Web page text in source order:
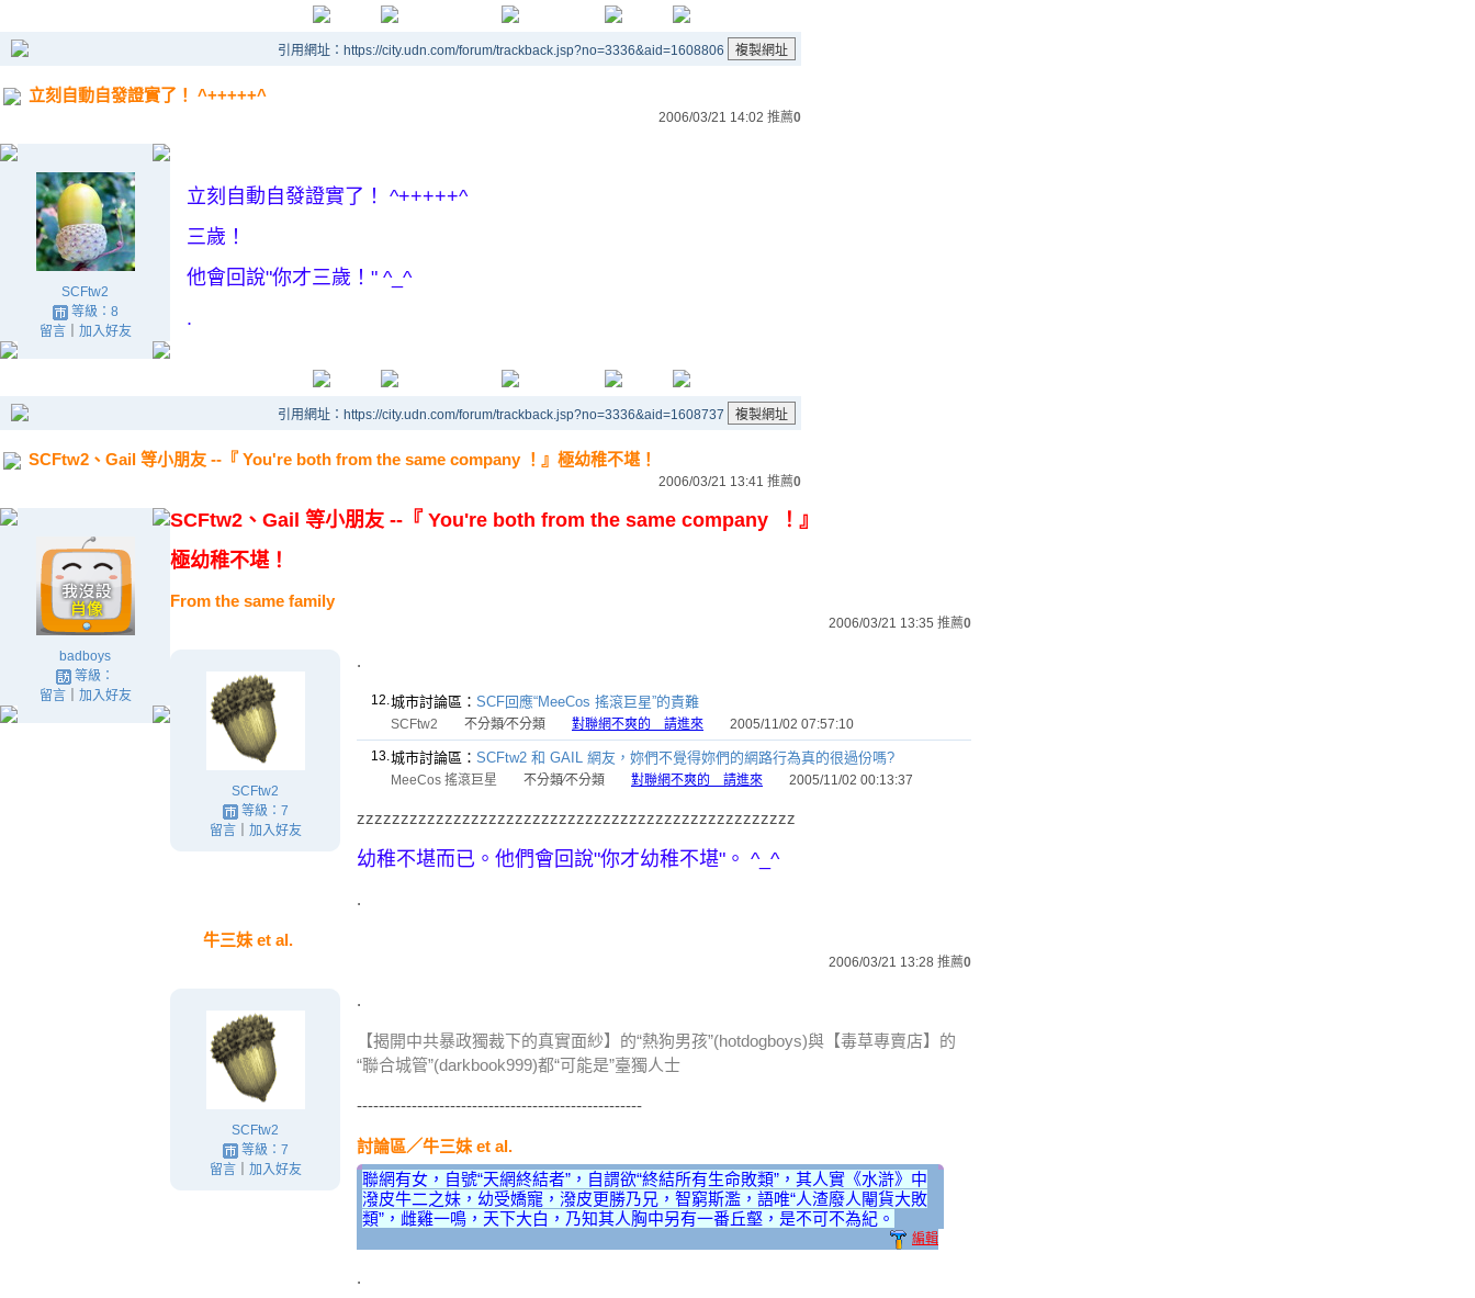
引用網址：https://city.udn.com/forum/trackback.jsp?no=3336&aid=1608806
立刻自動自發證實了！ ^+++++^
2006/03/21 14:02 推薦0
SCFtw2
等級：8
留言｜ 加入好友
立刻自動自發證實了！ ^+++++^
三歲！
他會回說"你才三歲！" ^_^
.
引用網址：https://city.udn.com/forum/trackback.jsp?no=3336&aid=1608737
SCFtw2、Gail 等小朋友 --『 You're both from the same company ！』極幼稚不堪！
2006/03/21 13:41 推薦0
badboys
等級：
留言｜ 加入好友
SCFtw2、Gail 等小朋友 --『 You're both from the same company ！』
極幼稚不堪！
From the same family
2006/03/21 13:35 推薦0
SCFtw2
等級：7
留言｜ 加入好友
.
12.城市討論區： SCF回應“MeeCos 搖滾巨星”的責難
SCFtw2 不分類∕不分類 對聯網不爽的 請進來 2005/11/02 07:57:10
13.城市討論區： SCFtw2 和 GAIL 網友，妳們不覺得妳們的網路行為真的很過份嗎?
MeeCos 搖滾巨星 不分類∕不分類 對聯網不爽的 請進來 2005/11/02 00:13:37
zzzzzzzzzzzzzzzzzzzzzzzzzzzzzzzzzzzzzzzzzzzzzzzzzz
幼稚不堪而已。他們會回說"你才幼稚不堪"。 ^_^
.
牛三妹 et al.
2006/03/21 13:28 推薦0
SCFtw2
等級：7
留言｜ 加入好友
.
【揭開中共暴政獨裁下的真實面紗】的“熱狗男孩”(hotdogboys)與【毒草專賣店】的
“聯合城管”(darkbook999)都“可能是”臺獨人士
----------------------------------------------------
討論區／牛三妹 et al.
聯網有女，自號“天網終結者”，自謂欲“終結所有生命敗類”，其人實《水滸》中
潑皮牛二之妹，幼受嬌寵，潑皮更勝乃兄，智窮斯濫，語唯“人渣廢人閹貨大敗
類”，雌雞一鳴，天下大白，乃知其人胸中另有一番丘壑，是不可不為紀。
編輯
.